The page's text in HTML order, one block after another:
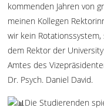
kommenden Jahren von
meinen Kollegen
wir kein
dem Rektor der
Amtes des
Dr. Psych. Daniel David.
Die Studierenden